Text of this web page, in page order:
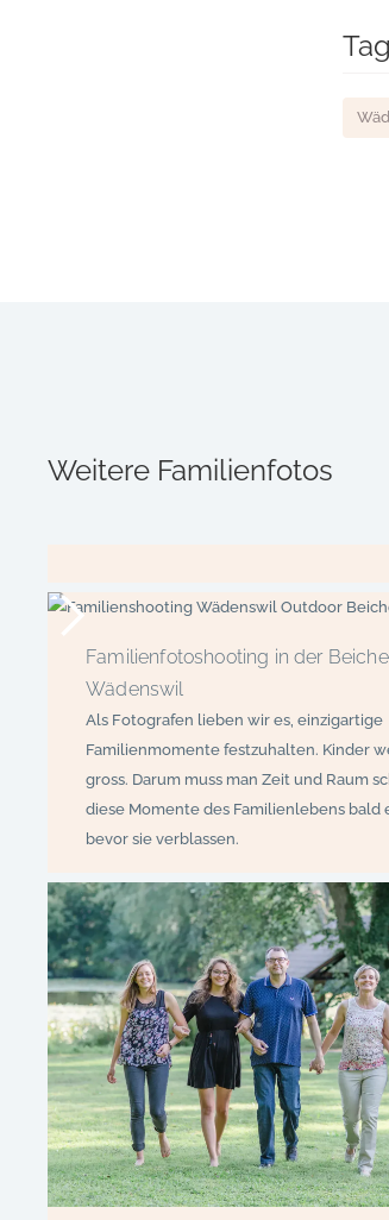
Weitere Familienfotos
Familienfotoshooting in der
Wädenswil
Als Fotografen lieben wir es, einzigartige
Familienmomente festzuhalten. Kinder
gross. Darum muss man Zeit und Raum
diese Momente des Familienlebens bald
bevor sie verblassen.